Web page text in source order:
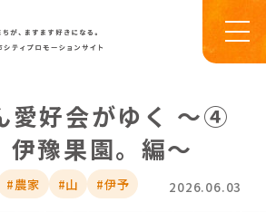
愛好会がゆく ～④
伊豫果園。編～
#農家 #山 #伊予 2026.06.03